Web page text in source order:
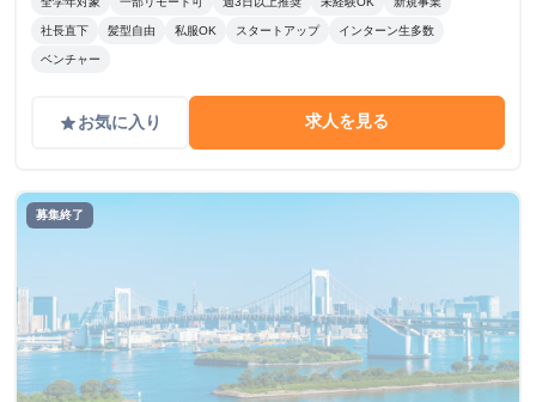
社長直下 髪型自由 私服OK スタートアップ インターン生多数
ベンチャー
gradeお気に入り 求人を見る
募集終了